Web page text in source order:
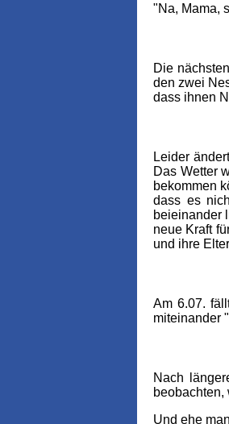
"Na, Mama,
Die
den zwei
dass ihnen
Leider
Das Wetter
bekommen
dass es
beieinander
neue Kraft
und ihre
Am 6.07.
miteinander
Nach
Und ehe